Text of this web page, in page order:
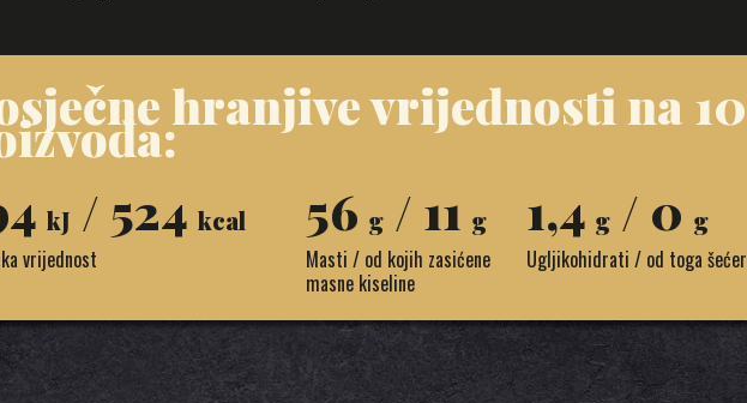
hranjive vrijednosti na
kJ / 524 kcal
vrijednost
56 g/ 11 g
Masti / od kojih zasićene
masne kiseline
1,4 g/ 0 g
Ugljikohidrati / od toga